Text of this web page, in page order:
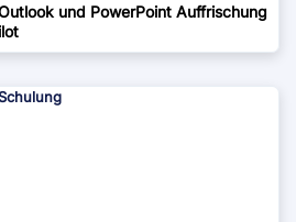
und PowerPoint Auffrischung